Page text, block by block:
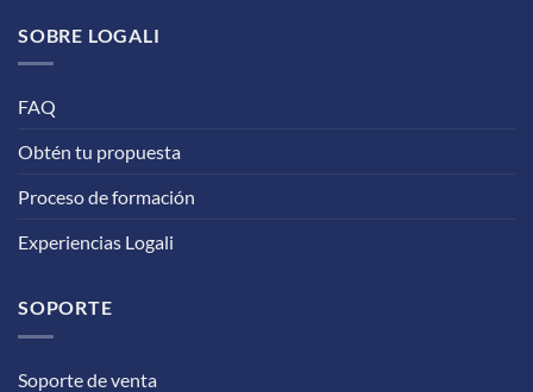
SOBRE LOGALI
FAQ
Obtén tu propuesta
Proceso de formación
Experiencias Logali
SOPORTE
Soporte de venta